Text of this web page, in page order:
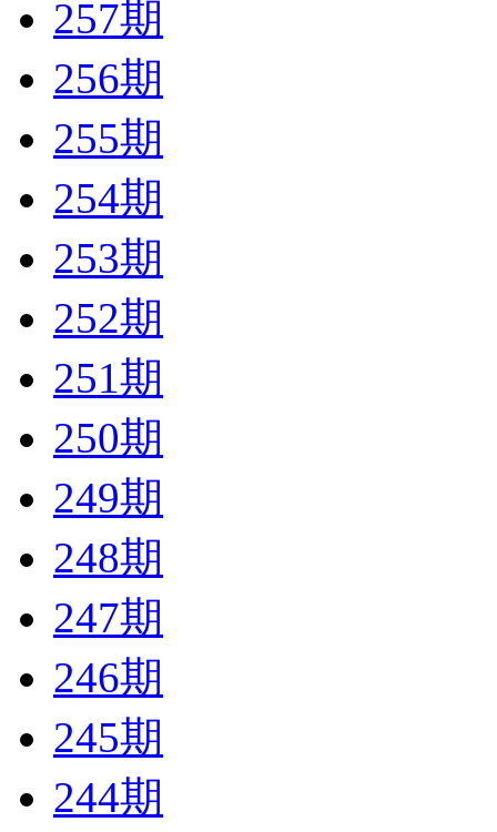
257期
256期
255期
254期
253期
252期
251期
250期
249期
248期
247期
246期
245期
244期